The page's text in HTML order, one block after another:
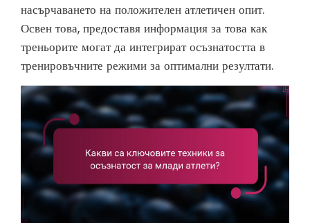
насърчаването на положителен атлетичен опит.
Освен това, предоставя информация за това как
треньорите могат да интегрират осъзнатостта в
тренировъчните режими за оптимални резултати.